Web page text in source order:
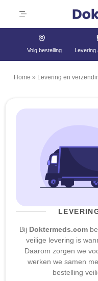
Volg bestelling Levering
Home » Levering en
Bij Doktermeds.com
veilige levering is
Daarom zorgen we
werken we samen
bestelling